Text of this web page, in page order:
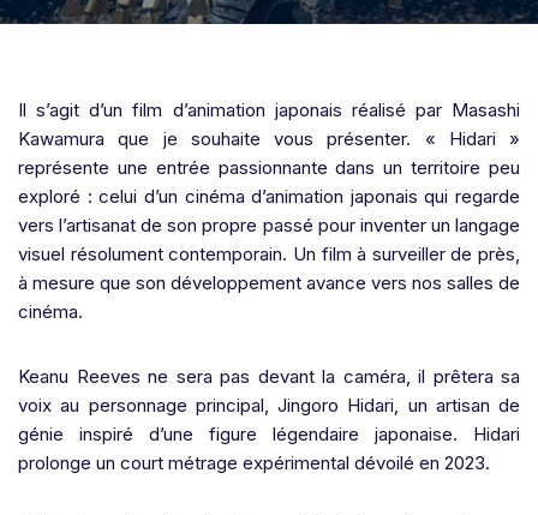
Il s’agit d’un film d’animation japonais réalisé par Masashi
Kawamura que je souhaite vous présenter. « Hidari »
représente une entrée passionnante dans un territoire peu
exploré : celui d’un cinéma d’animation japonais qui regarde
vers l’artisanat de son propre passé pour inventer un langage
visuel résolument contemporain. Un film à surveiller de près,
à mesure que son développement avance vers nos salles de
cinéma.
Keanu Reeves ne sera pas devant la caméra, il prêtera sa
voix au personnage principal, Jingoro Hidari, un artisan de
génie inspiré d’une figure légendaire japonaise. Hidari
prolonge un court métrage expérimental dévoilé en 2023.